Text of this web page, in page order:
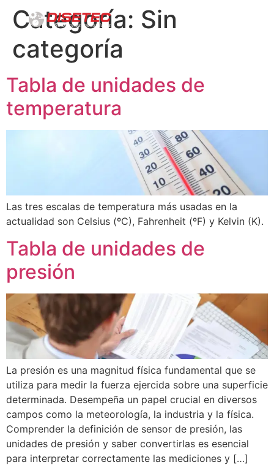
Categoría: Sin
categoría
Tabla de unidades de
temperatura
Las tres escalas de temperatura más usadas en la
actualidad son Celsius (ºC), Fahrenheit (ºF) y Kelvin (K).
Tabla de unidades de
presión
La presión es una magnitud física fundamental que se
utiliza para medir la fuerza ejercida sobre una superficie
determinada. Desempeña un papel crucial en diversos
campos como la meteorología, la industria y la física.
Comprender la definición de sensor de presión, las
unidades de presión y saber convertirlas es esencial
para interpretar correctamente las mediciones y […]